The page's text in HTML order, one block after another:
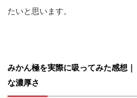
たいと思います。
みかん極を実際に吸ってみた感想
な濃厚さ